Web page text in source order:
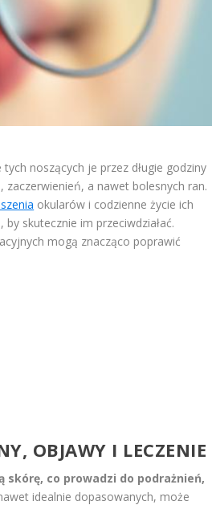
noszących je przez długie godziny
a nawet bolesnych ran.
okularów i codzienne życie ich
skutecznie im przeciwdziałać.
mogą znacząco poprawić
OBJAWY I LECZENIE
co prowadzi do podrażnień,
idealnie dopasowanych, może